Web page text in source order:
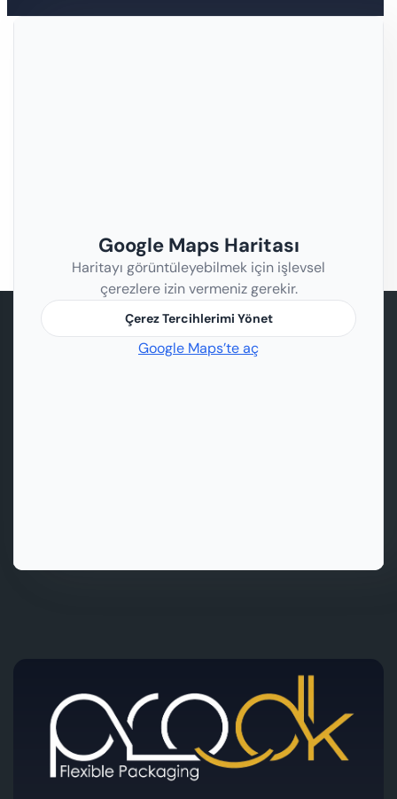
Google Maps Haritası
Haritayı görüntüleyebilmek için işlevsel
çerezlere izin vermeniz gerekir.
Çerez Tercihlerimi Yönet
Google Maps’te aç
Telefon
0232 878 98 98